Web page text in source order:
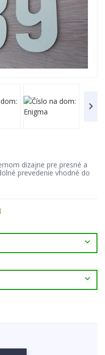
dizajne pre presné a
prevedenie vhodné do